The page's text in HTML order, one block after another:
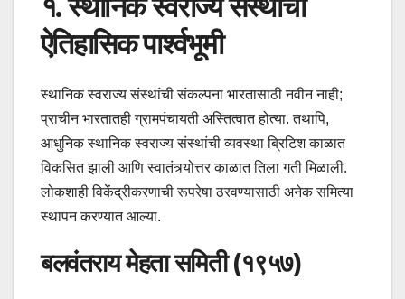
ऐतिहासिक पार्श्वभूमी
स्थानिक स्वराज्य संस्थांची संकल्पना भारतासाठी नवीन नाही;
प्राचीन भारतातही ग्रामपंचायती अस्तित्वात होत्या. तथापि,
आधुनिक स्थानिक स्वराज्य संस्थांची व्यवस्था ब्रिटिश काळात
विकसित झाली आणि स्वातंत्र्योत्तर काळात तिला गती मिळाली.
लोकशाही विकेंद्रीकरणाची रूपरेषा ठरवण्यासाठी अनेक समित्या
स्थापन करण्यात आल्या.
बलवंतराय मेहता समिती (१९५७)